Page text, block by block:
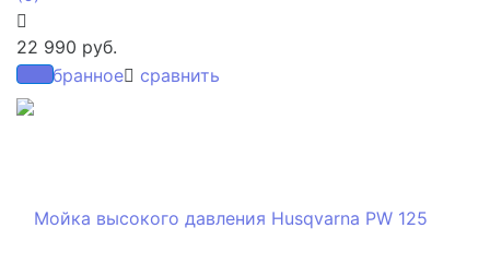
избранное сравнить
22 990 руб.